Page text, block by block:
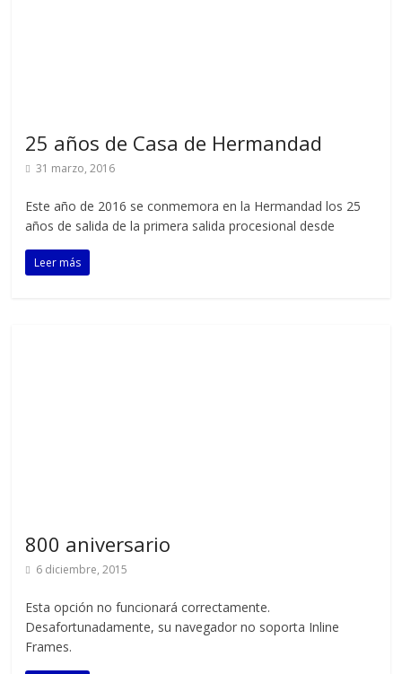
25 años de Casa de Hermandad
31 marzo, 2016
Este año de 2016 se conmemora en la Hermandad los 25
años de salida de la primera salida procesional desde
Leer más
800 aniversario
6 diciembre, 2015
Esta opción no funcionará correctamente.
Desafortunadamente, su navegador no soporta Inline
Frames.